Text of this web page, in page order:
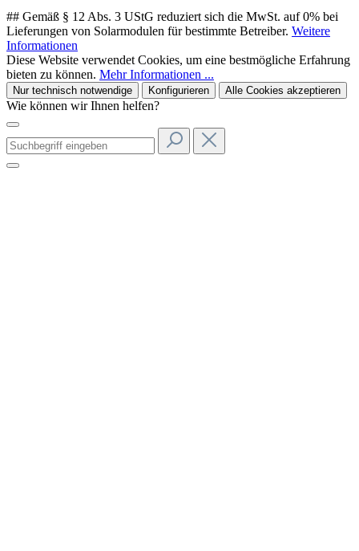
## Gemäß § 12 Abs. 3 UStG reduziert sich die MwSt. auf 0% bei
Lieferungen von Solarmodulen für bestimmte Betreiber. Weitere
Informationen
Diese Website verwendet Cookies, um eine bestmögliche Erfahrung
bieten zu können. Mehr Informationen ...
Nur technisch notwendige Konfigurieren Alle Cookies akzeptieren
Wie können wir Ihnen helfen?